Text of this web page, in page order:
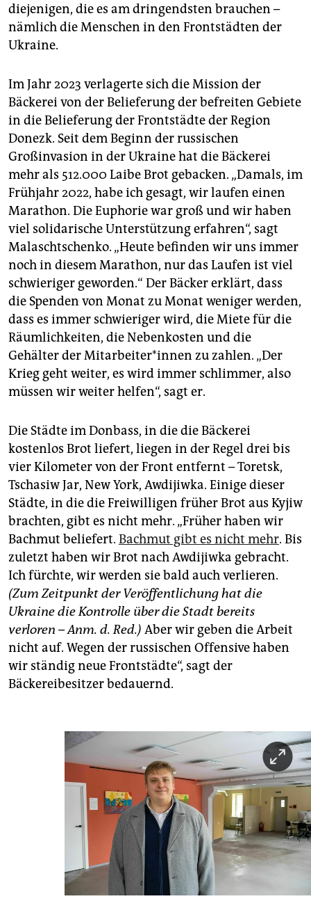
diejenigen, die es am dringendsten brauchen –
nämlich die Menschen in den Frontstädten der
Ukraine.
Im Jahr 2023 verlagerte sich die Mission der
Bäckerei von der Belieferung der befreiten Gebiete
in die Belieferung der Frontstädte der Region
Donezk. Seit dem Beginn der russischen
Großinvasion in der Ukraine hat die Bäckerei
mehr als 512.000 Laibe Brot gebacken. „Damals, im
Frühjahr 2022, habe ich gesagt, wir laufen einen
Marathon. Die Euphorie war groß und wir haben
viel solidarische Unterstützung erfahren“, sagt
Malaschtschenko. „Heute befinden wir uns immer
noch in diesem Marathon, nur das Laufen ist viel
schwieriger geworden.“ Der Bäcker erklärt, dass
die Spenden von Monat zu Monat weniger werden,
dass es immer schwieriger wird, die Miete für die
Räumlichkeiten, die Nebenkosten und die
Gehälter der Mit­ar­bei­te­r*in­nen zu zahlen. „Der
Krieg geht weiter, es wird immer schlimmer, also
müssen wir weiter helfen“, sagt er.
Die Städte im Donbass, in die die Bäckerei
kostenlos Brot liefert, liegen in der Regel drei bis
vier Kilometer von der Front entfernt – Toretsk,
Tschasiw Jar, New York, Awdijiwka. Einige dieser
Städte, in die die Freiwilligen früher Brot aus Kyjiw
brachten, gibt es nicht mehr. „Früher haben wir
Bachmut beliefert. Bachmut gibt es nicht mehr. Bis
zuletzt haben wir Brot nach Awdijiwka gebracht.
Ich fürchte, wir werden sie bald auch verlieren.
(Zum Zeitpunkt der Veröffentlichung hat die
Ukraine die Kontrolle über die Stadt bereits
verloren – Anm. d. Red.) Aber wir geben die Arbeit
nicht auf. Wegen der russischen Offensive haben
wir ständig neue Frontstädte“, sagt der
Bäckereibesitzer bedauernd.